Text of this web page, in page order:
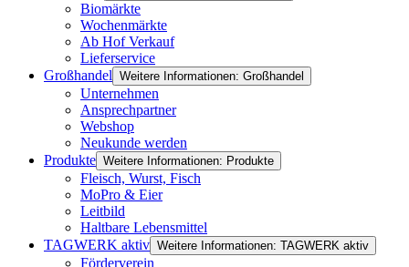
Biomärkte
Wochenmärkte
Ab Hof Verkauf
Lieferservice
Großhandel Weitere Informationen: Großhandel
Unternehmen
Ansprechpartner
Webshop
Neukunde werden
Produkte Weitere Informationen: Produkte
Fleisch, Wurst, Fisch
MoPro & Eier
Leitbild
Haltbare Lebensmittel
TAGWERK aktiv Weitere Informationen: TAGWERK aktiv
Förderverein